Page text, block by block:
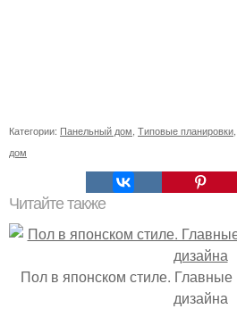
Категории: Панельный дом Типовые планировки
дом
Читайте также
Пол в японском стиле.
дизайна